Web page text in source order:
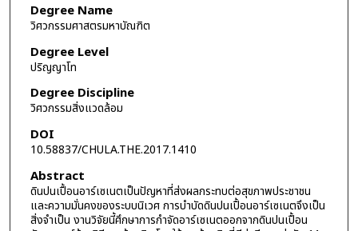
Degree Name
วิศวกรรมศาสตรมหาบัณฑิต
Degree Level
ปริญญาโท
Degree Discipline
วิศวกรรมสิ่งแวดล้อม
DOI
10.58837/CHULA.THE.2017.1410
Abstract
ดินปนเปื้อนอาร์เซเนตเป็นปัญหาที่ส่งผลกระทบต่อสุขภาพประชาชน
และความมั่นคงของระบบนิเวศ การบำบัดดินปนเปื้อนอาร์เซเนตจึงเป็น
สิ่งจำเป็น งานวิจัยนี้ศึกษาการกำจัดอาร์เซเนตออกจากดินปนเปื้อน